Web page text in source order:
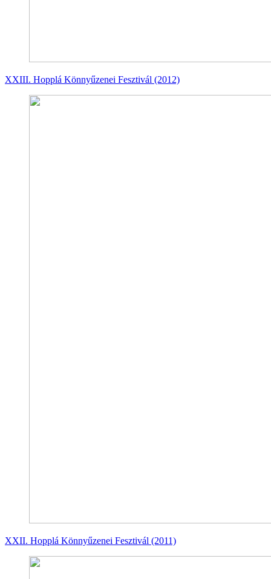
XXIII. Hopplá Könnyűzenei Fesztivál (2012)
XXII. Hopplá Könnyűzenei Fesztivál (2011)